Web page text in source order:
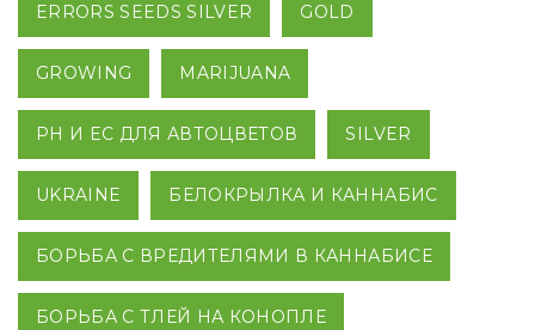
ERRORS SEEDS SILVER GOLD
GROWING MARIJUANA
PH И EC ДЛЯ АВТОЦВЕТОВ SILVER
UKRAINE БЕЛОКРЫЛКА И КАННАБИС
БОРЬБА С ВРЕДИТЕЛЯМИ В КАННАБИСЕ
БОРЬБА С ТЛЕЙ НА КОНОПЛЕ